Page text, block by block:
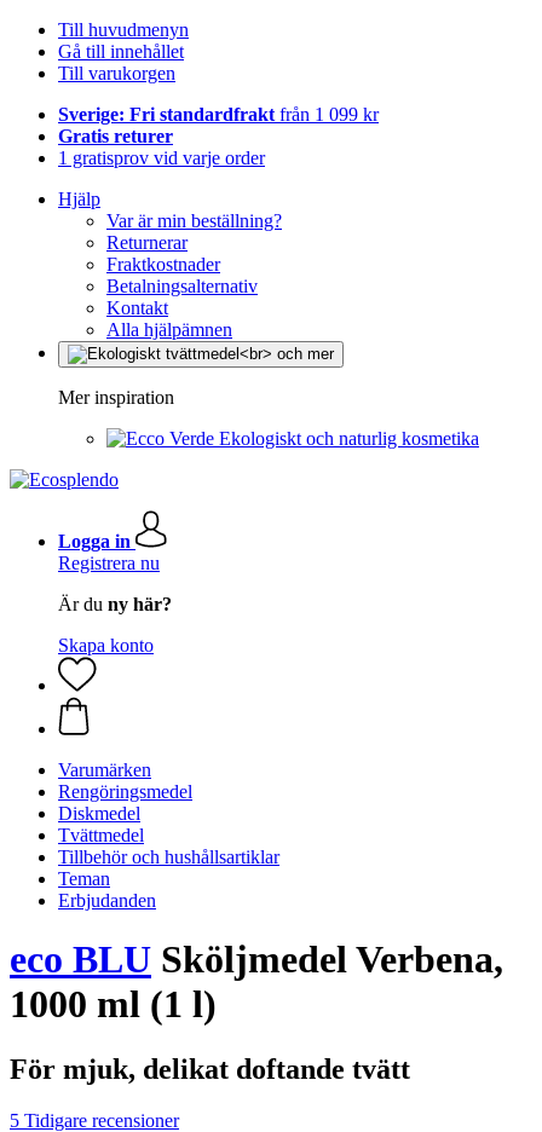
Till huvudmenyn
Gå till innehållet
Till varukorgen
Sverige: Fri standardfrakt från 1 099 kr
Gratis returer
1 gratisprov vid varje order
Hjälp
Var är min beställning?
Returnerar
Fraktkostnader
Betalningsalternativ
Kontakt
Alla hjälpämnen
Mer inspiration
Ekologiskt och naturlig kosmetika
Logga in
Registrera nu
Är du ny här?
Skapa konto
Varumärken
Rengöringsmedel
Diskmedel
Tvättmedel
Tillbehör och hushållsartiklar
Teman
Erbjudanden
eco BLU Sköljmedel Verbena,
1000 ml (1 l)
För mjuk, delikat doftande tvätt
5 Tidigare recensioner